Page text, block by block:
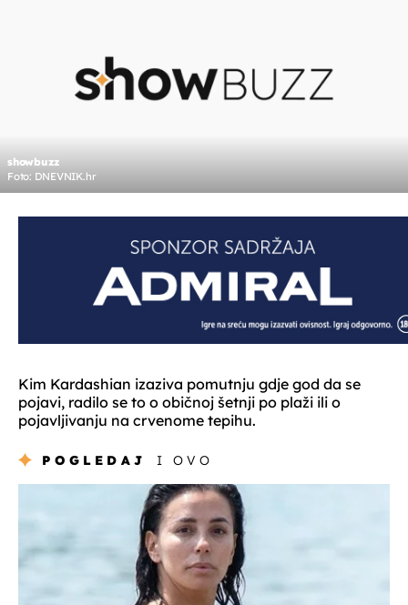
showbuzz
Foto: DNEVNIK.hr
Kim Kardashian izaziva pomutnju gdje god da se
pojavi, radilo se to o običnoj šetnji po plaži ili o
pojavljivanju na crvenome tepihu.
POGLEDAJ I OVO
OMOGUĆI OBAVIJESTI